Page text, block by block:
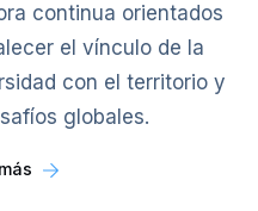
continua orientados
el vínculo de la
con el territorio y
globales.